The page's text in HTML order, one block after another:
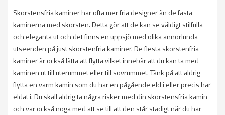
Skorstensfria kaminer har ofta mer fria designer än de fasta
kaminerna med skorsten. Detta gör att de kan se väldigt stilfulla
och eleganta ut och det finns en uppsjö med olika annorlunda
utseenden på just skorstenfria kaminer. De flesta skorstenfria
kaminer är också lätta att flytta vilket innebär att du kan ta med
kaminen ut till uterummet eller till sovrummet. Tänk på att aldrig
flytta en varm kamin som du har en pågående eld i eller precis har
eldat i. Du skall aldrig ta några risker med din skorstensfria kamin
och var också noga med att se till att den står stadigt när du har